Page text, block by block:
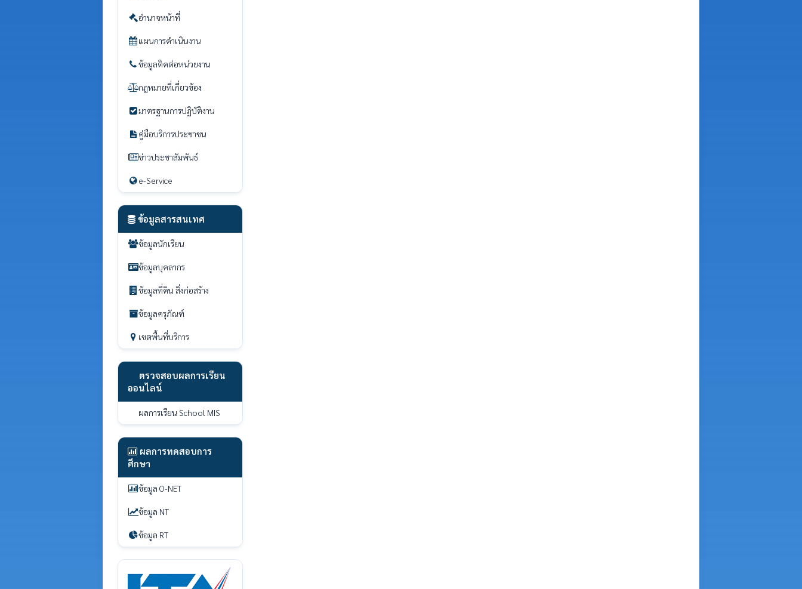
อำนาจหน้าที่
แผนการดำเนินงาน
ข้อมูลติดต่อหน่วยงาน
กฎหมายที่เกี่ยวข้อง
มาตรฐานการปฏิบัติงาน
คู่มือบริการประชาชน
ข่าวประชาสัมพันธ์
e-Service
ข้อมูลสารสนเทศ
ข้อมูลนักเรียน
ข้อมูลบุคลากร
ข้อมูลที่ดิน สิ่งก่อสร้าง
ข้อมูลครุภัณฑ์
เขตพื้นที่บริการ
ตรวจสอบผลการเรียน
ออนไลน์
ผลการเรียน School MIS
ผลการทดสอบการ
ศึกษา
ข้อมูล O-NET
ข้อมูล NT
ข้อมูล RT